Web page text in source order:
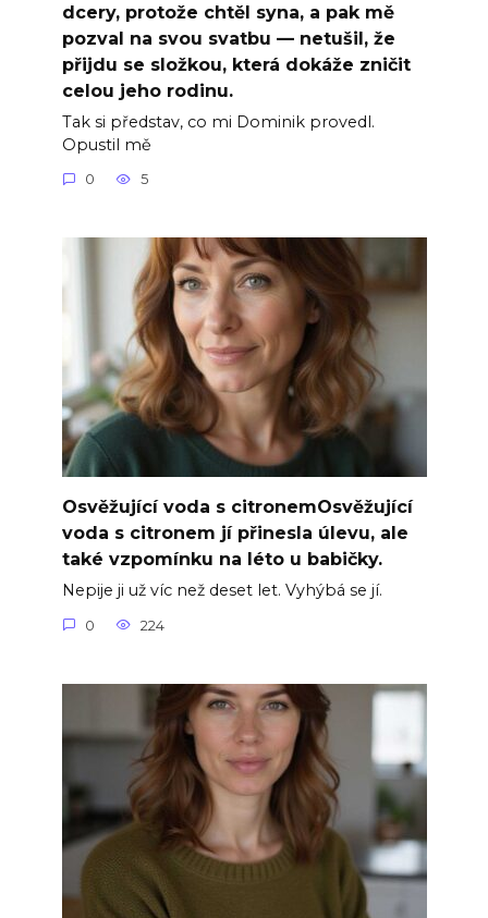
dcery, protože chtěl syna, a pak mě
pozval na svou svatbu — netušil, že
přijdu se složkou, která dokáže zničit
celou jeho rodinu.
Tak si představ, co mi Dominik provedl.
Opustil mě
0 5
Osvěžující voda s citronemOsvěžující
voda s citronem jí přinesla úlevu, ale
také vzpomínku na léto u babičky.
Nepije ji už víc než deset let. Vyhýbá se jí.
0 224